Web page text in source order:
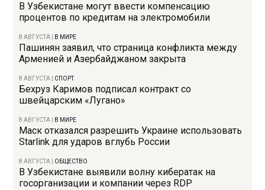
В Узбекистане могут ввести компенсацию
процентов по кредитам на электромобили
8 АВГУСТА В МИРЕ
Пашинян заявил, что страница конфликта между
Арменией и Азербайджаном закрыта
8 АВГУСТА СПОРТ
Бехруз Каримов подписал контракт со
швейцарским «Лугано»
8 АВГУСТА В МИРЕ
Маск отказался разрешить Украине использовать
Starlink для ударов вглубь России
8 АВГУСТА ОБЩЕСТВО
В Узбекистане выявили волну кибератак на
госорганизации и компании через RDP